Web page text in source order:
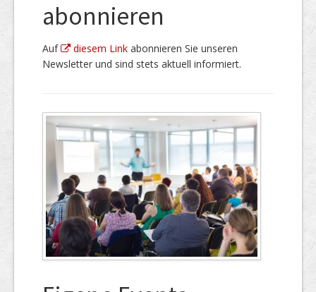
abonnieren
Auf diesem Link abonnieren Sie unseren
Newsletter und sind stets aktuell informiert.